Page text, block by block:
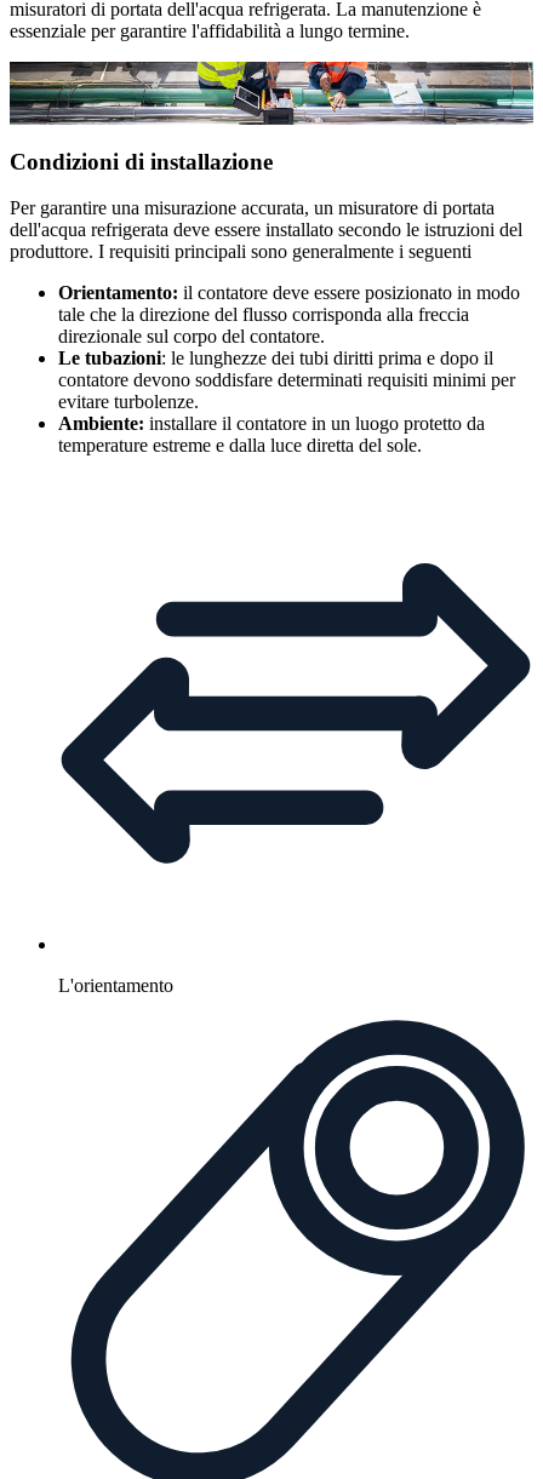
misuratori di portata dell'acqua refrigerata. La manutenzione è
essenziale per garantire l'affidabilità a lungo termine.
Condizioni di installazione
Per garantire una misurazione accurata, un misuratore di portata
dell'acqua refrigerata deve essere installato secondo le istruzioni del
produttore. I requisiti principali sono generalmente i seguenti
Orientamento: il contatore deve essere posizionato in modo
tale che la direzione del flusso corrisponda alla freccia
direzionale sul corpo del contatore.
Le tubazioni: le lunghezze dei tubi diritti prima e dopo il
contatore devono soddisfare determinati requisiti minimi per
evitare turbolenze.
Ambiente: installare il contatore in un luogo protetto da
temperature estreme e dalla luce diretta del sole.
L'orientamento